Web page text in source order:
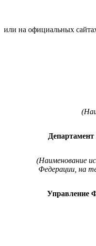
или на официальных
(Наименование
Федерации, на
Управление